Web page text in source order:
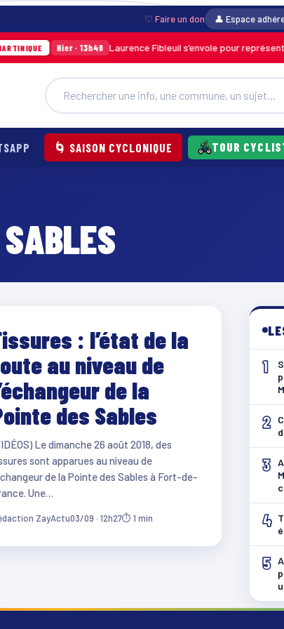
♡ Faire un don 👤 Espace
Hier · 13h48 Laurence Fibleuil s’envole pour
🌀 SAISON CYCLONIQUE TOUR
: l’état de la
au niveau de
de la
des Sables
Le dimanche 26 août 2018, des
sont apparues au niveau de
de la Pointe des Sables à Fort-de-
Une…
ZayActu03/09 · 12h27⏱ 1 min
1
2
3
4
5